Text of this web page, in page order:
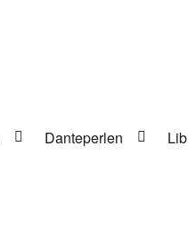
Danteperlen